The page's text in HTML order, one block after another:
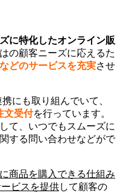
に特化したオンライン販
の顧客ニーズに応えるた
どのサービスを充実させ
にも取り組んでいて、
文受付を行っています。
て、いつでもスムーズに
する問い合わせなどがで
商品を購入できる仕組み
ビスを提供して顧客の